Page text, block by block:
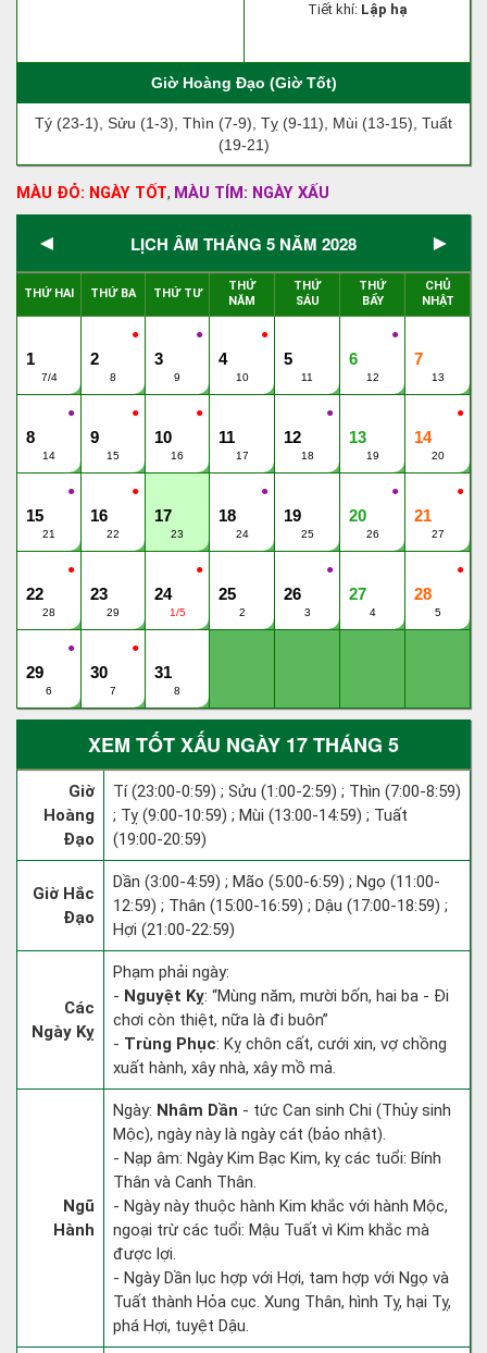
Tiết khí: Lập hạ
Giờ Hoàng Đạo (Giờ Tốt)
Tý (23-1), Sửu (1-3), Thìn (7-9), Tỵ (9-11), Mùi (13-15), Tuất
(19-21)
MÀU ĐỎ: NGÀY TỐT, MÀU TÍM: NGÀY XẤU
◄ LỊCH ÂM THÁNG 5 NĂM 2028 ►
THỨ HAI THỨ BA THỨ TƯ
THỨ
NĂM
THỨ
SÁU
THỨ
BẨY
CHỦ
NHẬT
1
7/4
●
2
8
●
3
9
●
4
10
5
11
●
6
12
7
13
●
8
14
●
9
15
●
10
16
11
17
●
12
18
13
19
●
14
20
●
15
21
●
16
22
17
23
●
18
24
19
25
●
20
26
●
21
27
●
22
28
23
29
●
24
1/5
25
2
●
26
3
27
4
●
28
5
●
29
6
●
30
7
31
8
XEM TỐT XẤU NGÀY 17 THÁNG 5
Giờ
Hoàng
Đạo
Tí (23:00-0:59) ; Sửu (1:00-2:59) ; Thìn (7:00-8:59)
; Tỵ (9:00-10:59) ; Mùi (13:00-14:59) ; Tuất
(19:00-20:59)
Giờ Hắc
Đạo
Dần (3:00-4:59) ; Mão (5:00-6:59) ; Ngọ (11:00-
12:59) ; Thân (15:00-16:59) ; Dậu (17:00-18:59) ;
Hợi (21:00-22:59)
Các
Ngày Kỵ
Phạm phải ngày:
- Nguyệt Kỵ: “Mùng năm, mười bốn, hai ba - Đi
chơi còn thiệt, nữa là đi buôn”
- Trùng Phục: Kỵ chôn cất, cưới xin, vợ chồng
xuất hành, xây nhà, xây mồ mả.
Ngũ
Hành
Ngày: Nhâm Dần - tức Can sinh Chi (Thủy sinh
Mộc), ngày này là ngày cát (bảo nhật).
- Nạp âm: Ngày Kim Bạc Kim, kỵ các tuổi: Bính
Thân và Canh Thân.
- Ngày này thuộc hành Kim khắc với hành Mộc,
ngoại trừ các tuổi: Mậu Tuất vì Kim khắc mà
được lợi.
- Ngày Dần lục hợp với Hợi, tam hợp với Ngọ và
Tuất thành Hỏa cục. Xung Thân, hình Tỵ, hại Tỵ,
phá Hợi, tuyệt Dậu.